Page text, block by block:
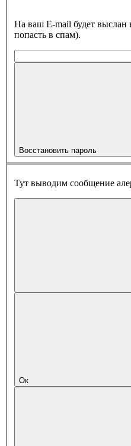
На ваш E-mail будет
попасть в спам).
Восстановить пароль
Тут выводим сообщение
Ок